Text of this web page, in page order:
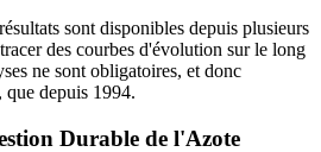
sont disponibles depuis plusieurs
des courbes d'évolution sur le long
ne sont obligatoires, et donc
que depuis 1994.
Durable de l'Azote